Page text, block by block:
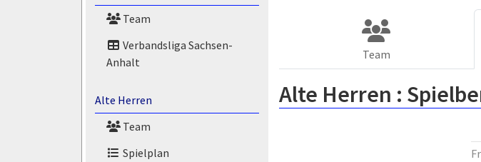
Team
Verbandsliga Sachsen-
Anhalt
Alte Herren
Team
Spielplan
Team
Alte Herren :